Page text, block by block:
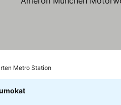
Metro Station